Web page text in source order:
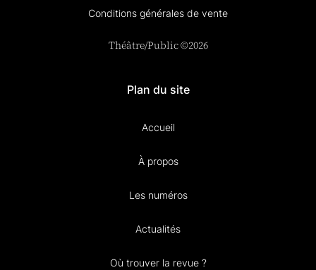
Conditions générales de vente
Théâtre/Public ©2026
Plan du site
Accueil
À propos
Les numéros
Actualités
Où trouver la revue ?